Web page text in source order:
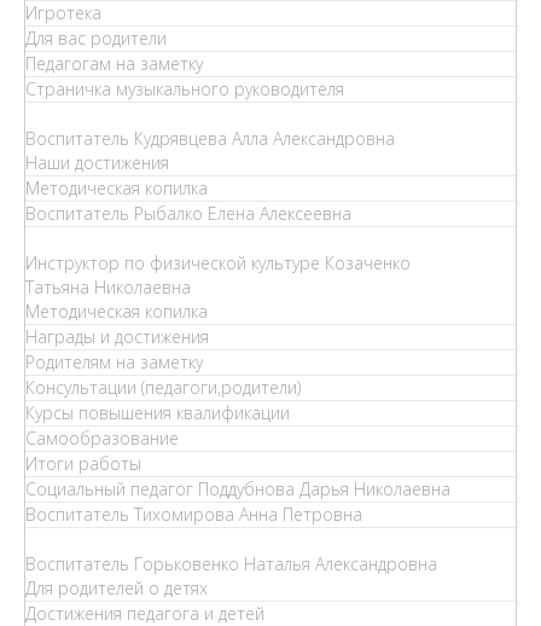
Игротека
Для вас родители
Педагогам на заметку
Страничка музыкального руководителя
Воспитатель Кудрявцева Алла Александровна
Наши достижения
Методическая копилка
Воспитатель Рыбалко Елена Алексеевна
Инструктор по физической культуре Козаченко
Татьяна Николаевна
Методическая копилка
Награды и достижения
Родителям на заметку
Консультации (педагоги,родители)
Курсы повышения квалификации
Самообразование
Итоги работы
Социальный педагог Поддубнова Дарья Николаевна
Воспитатель Тихомирова Анна Петровна
Воспитатель Горьковенко Наталья Александровна
Для родителей о детях
Достижения педагога и детей